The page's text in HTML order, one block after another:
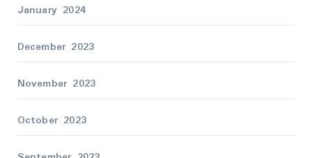
January 2024
December 2023
November 2023
October 2023